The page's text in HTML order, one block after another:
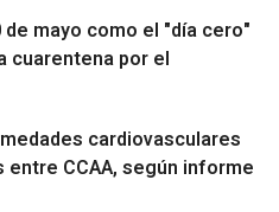
mayo como el "día cero"
cuarentena por el
cardiovasculares
CCAA, según informe